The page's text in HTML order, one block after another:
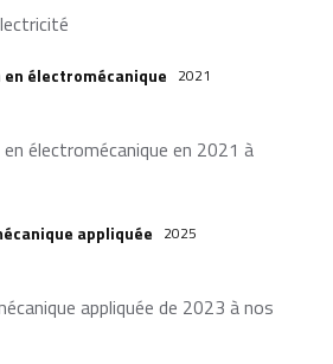
électromécanique 2021
électromécanique en 2021 à
appliquée 2025
appliquée de 2023 à nos